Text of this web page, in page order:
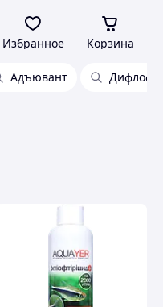
Избранное Корзина
Адъювант